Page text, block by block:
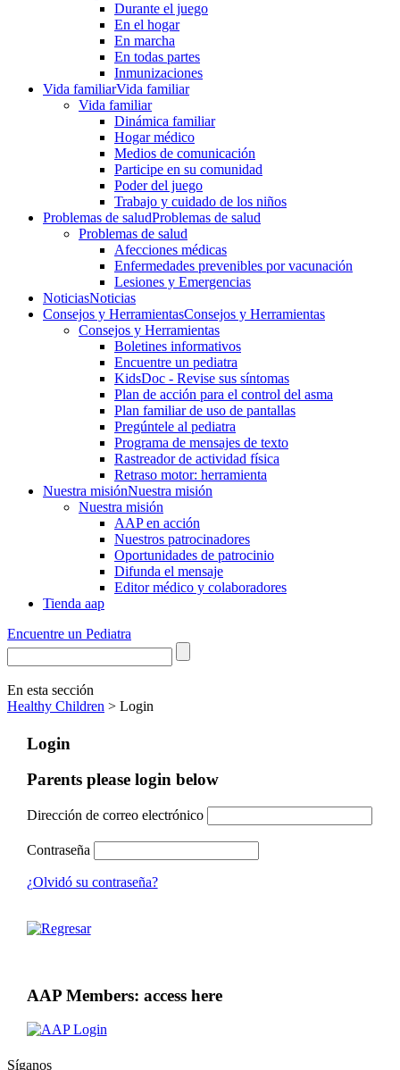
Durante el juego
En el hogar
En marcha
En todas partes
Inmunizaciones
Vida familiarVida familiar
Vida familiar
Dinámica familiar
Hogar médico
Medios de comunicación
Participe en su comunidad
Poder del juego
Trabajo y cuidado de los niños
Problemas de saludProblemas de salud
Problemas de salud
Afecciones médicas
Enfermedades prevenibles por vacunación
Lesiones y Emergencias
NoticiasNoticias
Consejos y HerramientasConsejos y Herramientas
Consejos y Herramientas
Boletines informativos
Encuentre un pediatra
KidsDoc - Revise sus síntomas
Plan de acción para el control del asma
Plan familiar de uso de pantallas
Pregúntele al pediatra
Programa de mensajes de texto
Rastre​​ador de activida​d física
Retraso motor: herramienta
Nuestra misiónNuestra misión
Nuestra misión
AAP en acción
Nuestros patrocinadores
Oportunidades de patrocinio
Difunda el mensaje
Editor médico y colaboradores
Tienda aap
Encuentre un Pediatra
En esta sección
Healthy Children > Login
Login
Parents please login below
Dirección de correo electrónico
Contraseña
¿Olvidó su contraseña?
AAP Members: access here
Síganos